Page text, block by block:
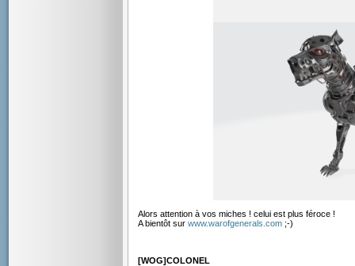
Alors attention à vos miches ! celui est plus féroce !
A bientôt sur www.warofgenerals.com;-)
[WOG]COLONEL